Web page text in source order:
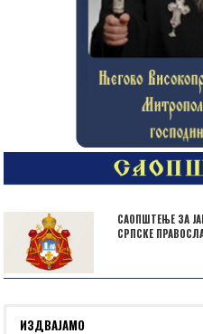
САОПШТЕЊЕ ЗА
СРПСКЕ
ИЗДВАЈАМО